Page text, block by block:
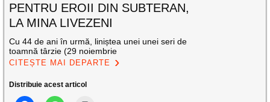
PENTRU EROII DIN SUBTERAN,
LA MINA LIVEZENI
Cu 44 de ani în urmă, liniștea unei unei seri de
toamnă târzie (29 noiembrie
CITEȘTE MAI DEPARTE
Distribuie acest articol